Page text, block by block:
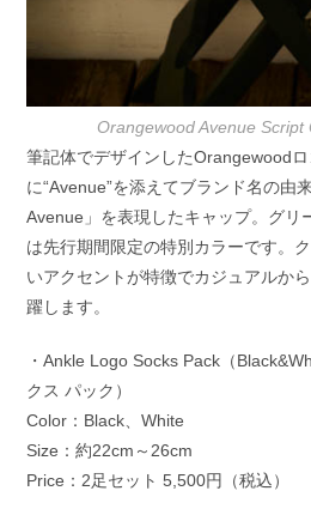
Orangewood Avenue Script
筆記体でデザインしたOrangewood
に“Avenue”を添えてブランド名の由
Avenue」を表現したキャップ。グリ
は先行期間限定の特別カラーです。
いアクセントが特徴でカジュアルか
躍します。
・Ankle Logo Socks Pack（
クス パック）
Color：Black、White
Size：約22cm～26cm
Price：2足セット 5,500円（税込）